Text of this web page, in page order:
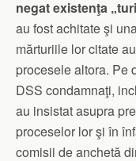
negat existenţa
au fost achitate şi
mărturiile lor citate
procesele altora. Pe
DSS condamnaţi,
au insistat asupra
proceselor lor şi în
comisii de anchetă